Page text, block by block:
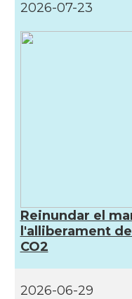
2026-07-23
Reinundar el
l'alliberament
CO2
2026-06-29